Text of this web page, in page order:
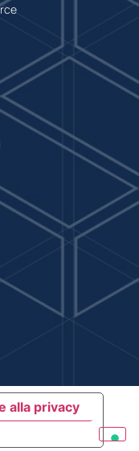
alla privacy